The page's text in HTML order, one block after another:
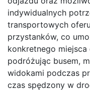
indywidualnych
transportowych
przystanków, co
konkretnego
podróżując busem,
widokami podczas
czas spędzony w